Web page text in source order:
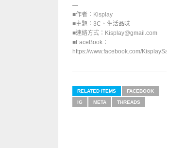
—
■作者：Kisplay
■主題：3C、生活品味
■連絡方式：Kisplay@gmail.com
■FaceBook：
https://www.facebook.com/
RELATED ITEMS FACEBOOK
IG META THREADS